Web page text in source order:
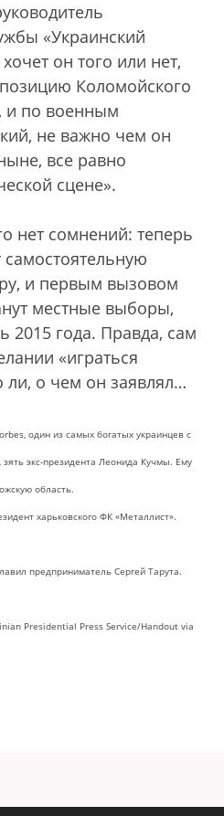
«Украинский
он того или нет,
Коломойского
и по военным
не важно чем он
все равно
сцене».
нет сомнений: теперь
и первым вызовом
местные выборы,
2015 года. Правда, сам
«играться
ли, о чем он заявлял…
один из самых богатых украинцев с
экс-президента Леонида Кучмы. Ему
область.
харьковского ФК «Металлист».
предприниматель Сергей Тарута.
Presidential Press Service/Handout via